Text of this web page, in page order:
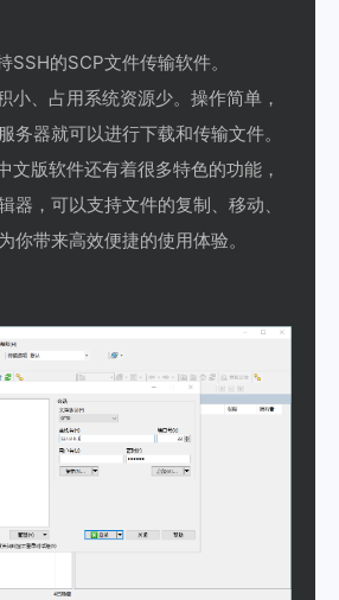
SSH的SCP文件传输软件。
小、占用系统资源少。操作简单，
务器就可以进行下载和传输文件。
文版软件还有着很多特色的功能，
器，可以支持文件的复制、移动、
你带来高效便捷的使用体验。